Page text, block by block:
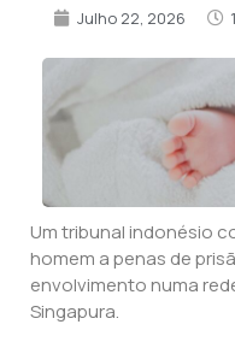
Julho 22, 2026
Um tribunal indonésio
homem a penas de
envolvimento numa
Singapura.